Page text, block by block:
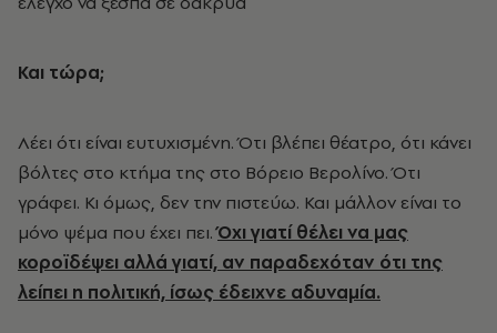
Και τώρα;
Λέει ότι είναι ευτυχισμένη. Ότι βλέπει θέατρο, ότι κάνει
βόλτες στο κτήμα της στο Βόρειο Βερολίνο. Ότι
γράφει. Κι όμως, δεν την πιστεύω. Και μάλλον είναι το
μόνο ψέμα που έχει πει.Όχι γιατί θέλει να μας
κοροϊδέψει αλλά γιατί, αν παραδεχόταν ότι της
λείπει η πολιτική, ίσως έδειχνε αδυναμία.